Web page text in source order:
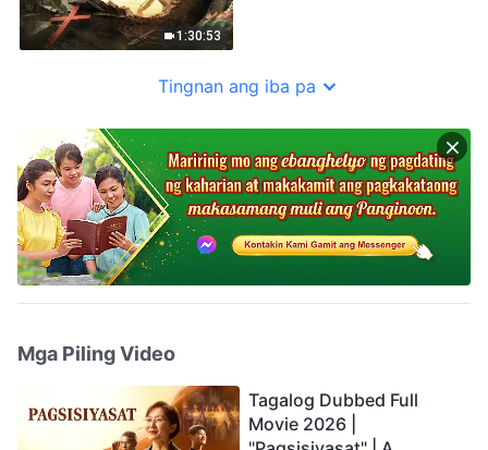
1:30:53
Tingnan ang iba pa
Mga Piling Video
Tagalog Dubbed Full
Movie 2026 |